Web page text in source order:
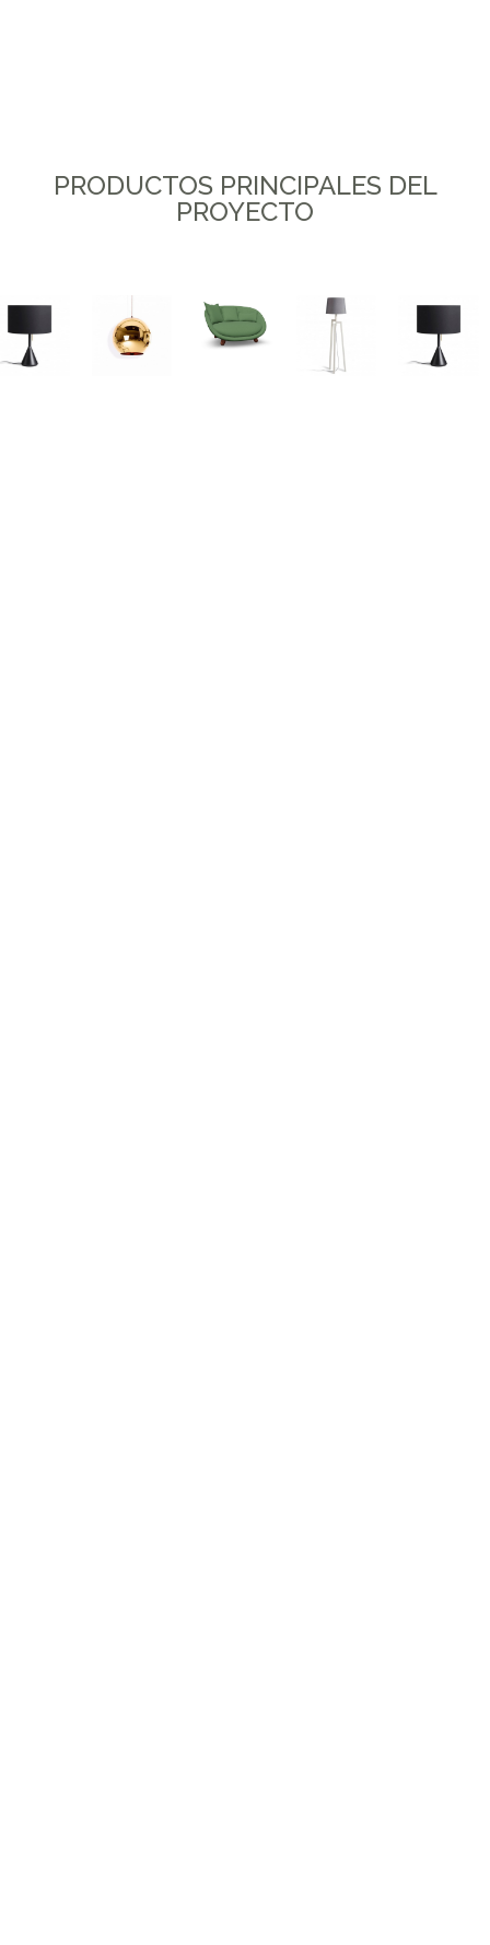
PRODUCTOS PRINCIPALES DEL
PROYECTO